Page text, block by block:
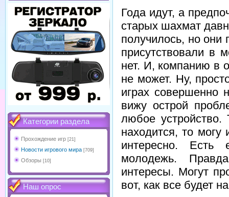
Категории раздела
Прохождение игр [21]
Новости игрового мира [709]
Обзоры [10]
Наш опрос
Года идут, а
старых шахмат
получилось, но они
присутствовали в
нет. И, компанию в
не может. Ну,
играх совершенно
вижу острой
любое
находится, то могу
интересно. Есть
молодежь.
интересы. Могут
вот, как все будет